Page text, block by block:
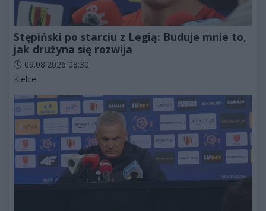
Stępiński po starciu z Legią: Buduje mnie to,
jak drużyna się rozwija
Data dodania artykułu:
09.08.2026 08:30
Kategorie artykułu:
Kielce